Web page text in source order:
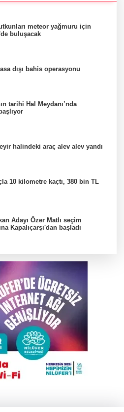
meteor yağmuru için
buluşacak
dışı bahis operasyonu
tarihi Hal Meydanı’nda
halindeki araç alev alev yandı
10 kilometre kaçtı, 380 bin TL
Adayı Özer Matlı seçim
Kapalıçarşı'dan başladı
BUMEV'den eğitim için güç
gelen sincabı elleriyle besledi
Arabistan ve Pakistan
savunma anlaşması imzalandı